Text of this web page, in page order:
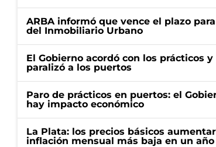
ARBA informó que vence el plazo
del Inmobiliario Urbano
El Gobierno acordó con los prácticos
paralizó a los puertos
Paro de prácticos en puertos: el
hay impacto económico
La Plata: los precios básicos
inflación mensual más baja en un año